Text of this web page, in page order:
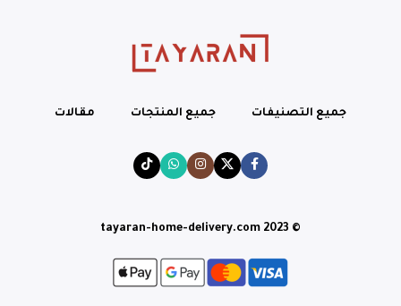
جميع التصنيفات جميع المنتجات مقالات
© tayaran-home-delivery.com 2023